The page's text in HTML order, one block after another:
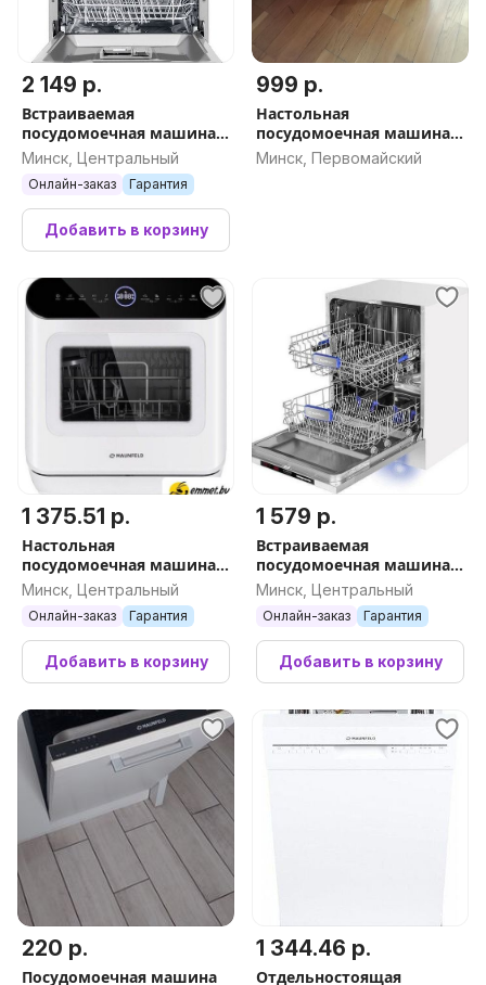
2 149 р.
Встраиваемая
посудомоечная машина
MAUNFELD MLP45331T
Light Beam Wi-Fi
Минск, Центральный
Онлайн-заказ Гарантия
Добавить в корзину
999 р.
Настольная
посудомоечная машина
MAUNFELD MLP-06DS
Минск, Первомайский
1 375.51 р.
Настольная
посудомоечная машина
MAUNFELD MWF07IM
Минск, Центральный
Онлайн-заказ Гарантия
Добавить в корзину
1 579 р.
Встраиваемая
посудомоечная машина
MAUNFELD MLP-122D Light
Минск, Центральный
Онлайн-заказ Гарантия
Добавить в корзину
220 р.
Посудомоечная машина
1 344.46 р.
Отдельностоящая